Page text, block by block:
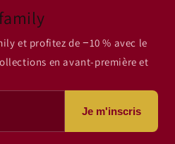
et profitez de −10 % avec le
en avant-première et
Je m'inscris